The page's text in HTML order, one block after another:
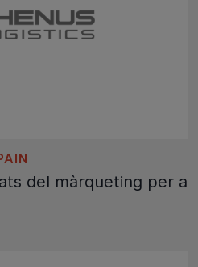
del màrqueting per a